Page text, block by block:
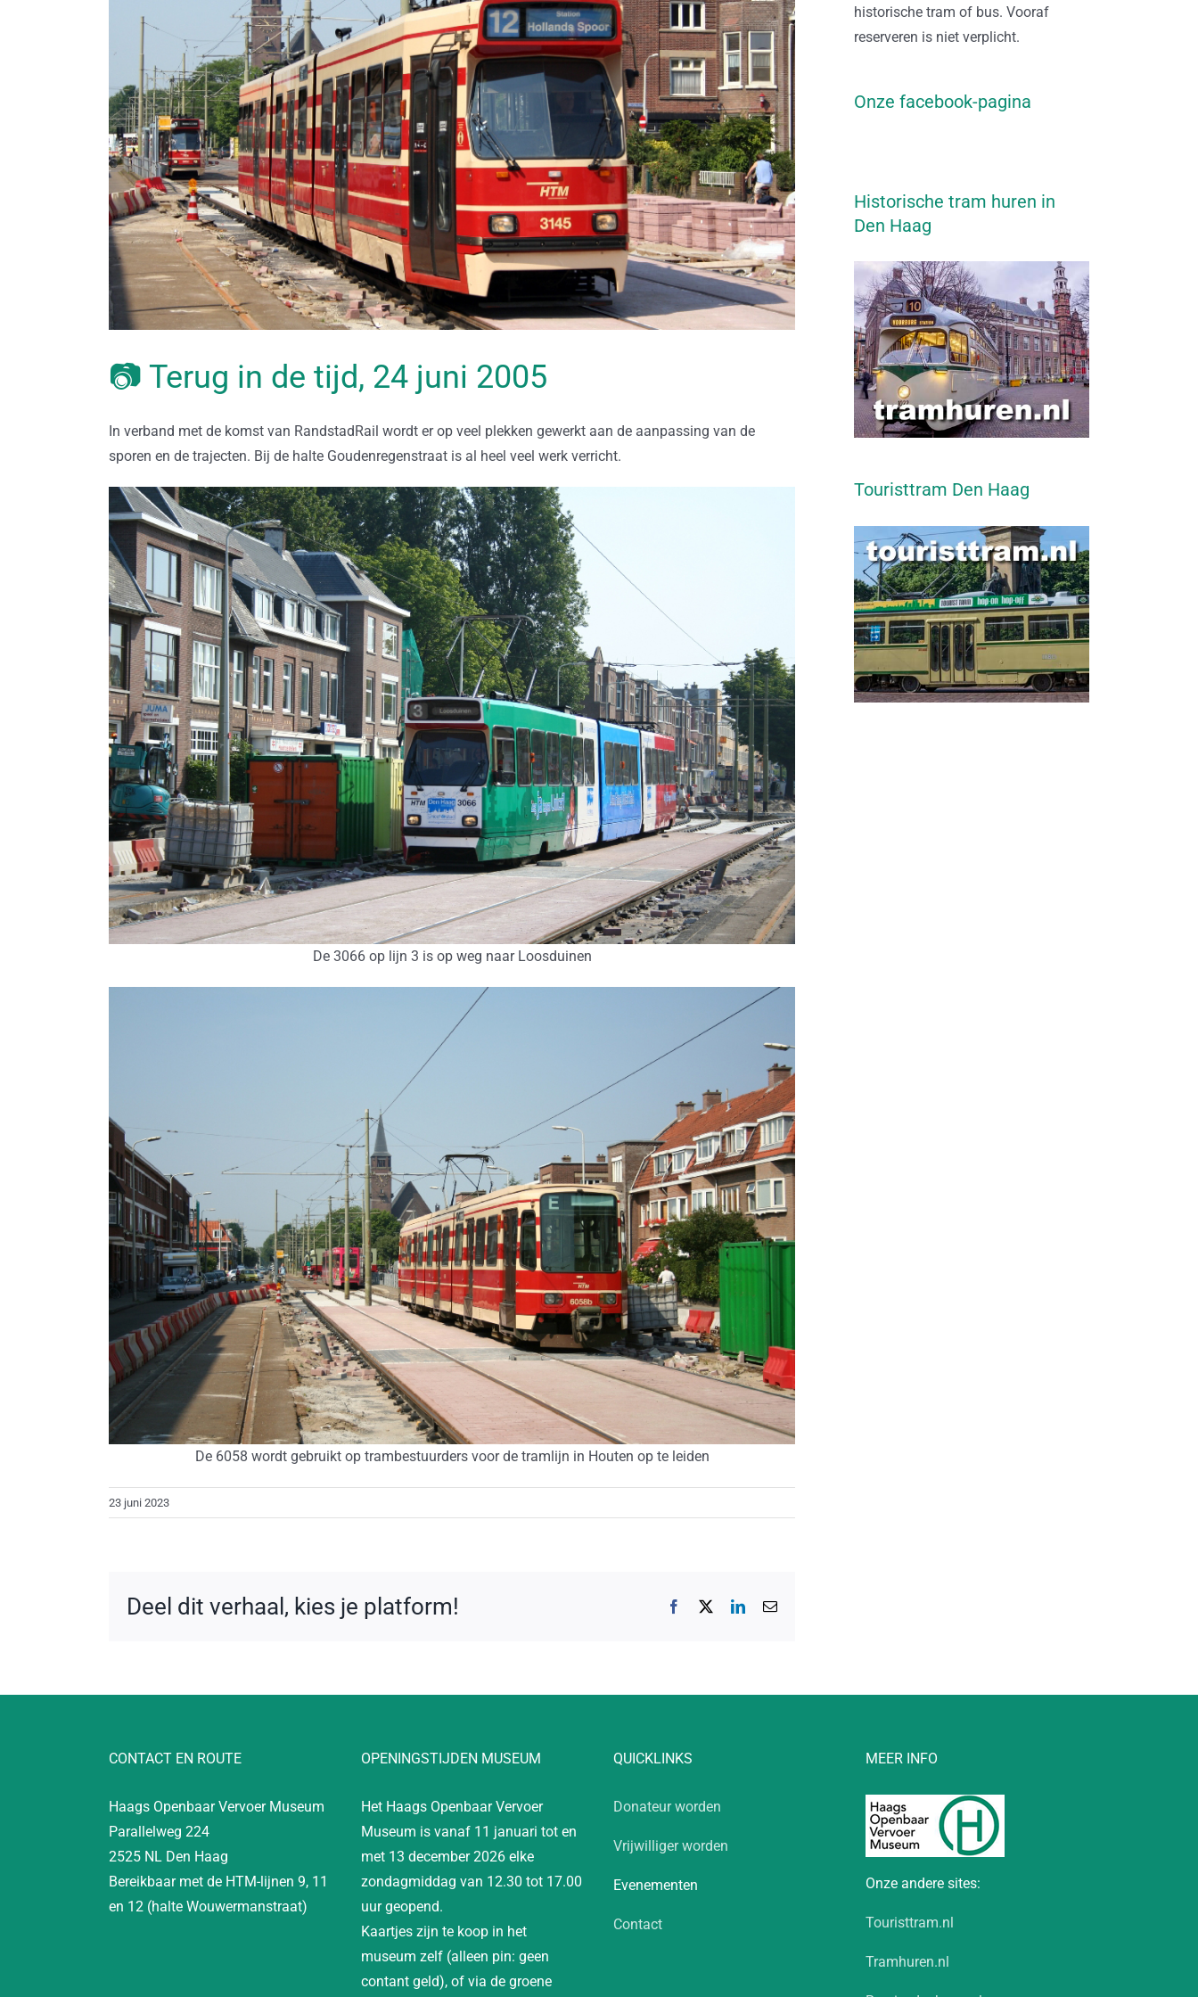
📷 Terug in de tijd, 24 juni 2005
In verband met de komst van RandstadRail wordt er op veel plekken gewerkt aan de aanpassing van de
sporen en de trajecten. Bij de halte Goudenregenstraat is al heel veel werk verricht.
De 3066 op lijn 3 is op weg naar Loosduinen
De 6058 wordt gebruikt op trambestuurders voor de tramlijn in Houten op te leiden
23 juni 2023
Deel dit verhaal, kies je platform! Facebook LinkedIn
E-
historische tram of bus. Vooraf
reserveren is niet verplicht.
Onze facebook-pagina
Historische tram huren in
Den Haag
Touristtram Den Haag
CONTACT EN ROUTE
Haags Openbaar Vervoer Museum
Parallelweg 224
2525 NL Den Haag
Bereikbaar met de HTM-lijnen 9, 11
en 12 (halte Wouwermanstraat)
OPENINGSTIJDEN MUSEUM
Het Haags Openbaar Vervoer
Museum is vanaf 11 januari tot en
met 13 december 2026 elke
zondagmiddag van 12.30 tot 17.00
uur geopend.
Kaartjes zijn te koop in het
museum zelf (alleen pin: geen
contant geld), of via de groene
QUICKLINKS
Donateur worden
Vrijwilliger worden
Evenementen
Contact
MEER INFO
Onze andere sites:
Touristtram.nl
Tramhuren.nl